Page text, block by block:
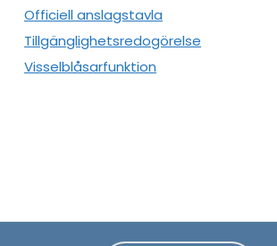
Officiell anslagstavla
Tillgänglighetsredogörelse
Visselblåsarfunktion